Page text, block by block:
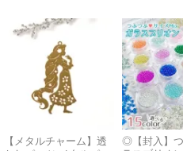
【メタルチャーム】透
◎【封入】